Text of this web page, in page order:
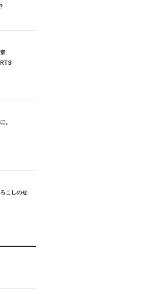
。
こしのせ